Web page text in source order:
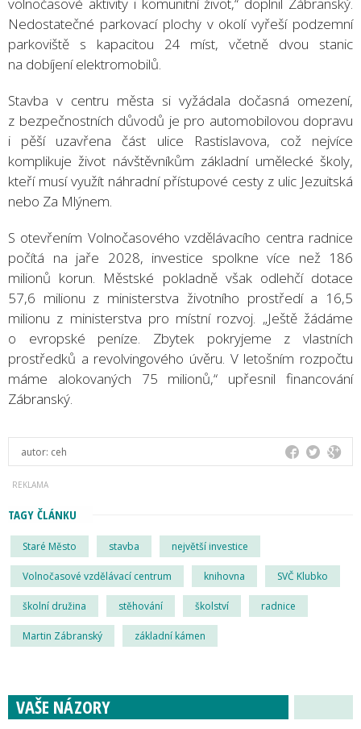
Nedostatečné parkovací plochy v okolí vyřeší podzemní
parkoviště s kapacitou 24 míst, včetně dvou stanic
na dobíjení elektromobilů.
Stavba v centru města si vyžádala dočasná omezení,
z bezpečnostních důvodů je pro automobilovou dopravu
i pěší uzavřena část ulice Rastislavova, což nejvíce
komplikuje život návštěvníkům základní umělecké školy,
kteří musí využít náhradní přístupové cesty z ulic Jezuitská
nebo Za Mlýnem.
S otevřením Volnočasového vzdělávacího centra radnice
počítá na jaře 2028, investice spolkne více než 186
milionů korun. Městské pokladně však odlehčí dotace
57,6 milionu z ministerstva životního prostředí a 16,5
milionu z ministerstva pro místní rozvoj. „Ještě žádáme
o evropské peníze. Zbytek pokryjeme z vlastních
prostředků a revolvingového úvěru. V letošním rozpočtu
máme alokovaných 75 milionů,“ upřesnil financování
Zábranský.
autor: ceh
TAGY ČLÁNKU
Staré Město stavba největší investice
Volnočasové vzdělávací centrum knihovna SVČ Klubko
školní družina stěhování školství radnice
Martin Zábranský základní kámen
VAŠE NÁZORY